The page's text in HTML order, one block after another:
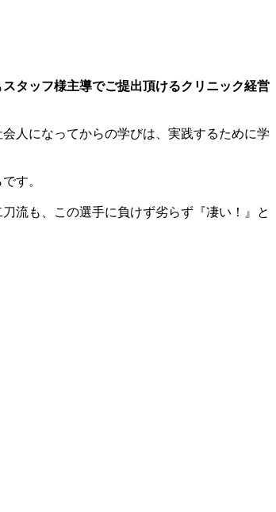
スタッフ様主導でご提出頂けるクリニック経営
人になってからの学びは、実践するために学
す。
流も、この選手に負けず劣らず『凄い！』と